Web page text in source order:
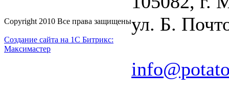
Copyright 2010 Все права защищены
Создание сайта на 1С Битрикс:
Максимастер
ул. Б.